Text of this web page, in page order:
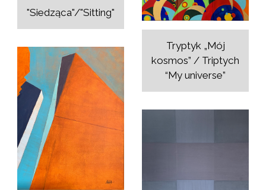
"Siedząca"/"Sitting"
Tryptyk „Mój
kosmos” / Triptych
“My universe”